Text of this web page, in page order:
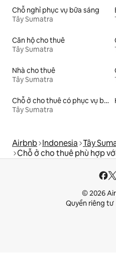
Chỗ nghỉ phục vụ bữa sáng
Tây Sumatra
Căn hộ cho thuê
Tây Sumatra
Nhà cho thuê
Tây Sumatra
Chỗ ở cho thuê có phục vụ bữa sáng
Tây Sumatra
Airbnb Indonesia Tây
Chỗ ở cho thuê phù hợp
© 2026
Quyền riêng tư